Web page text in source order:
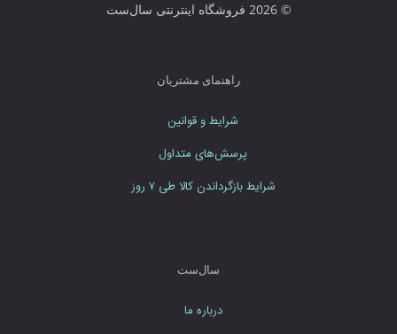
ر
م
ی
د
© 2026 فروشگاه اینترنتی سال‌ست
راهنمای مشتریان
شرایط و قوانین
پرسش‌های متداول
شرایط بازگرداندن کالا طی ۷ روز
سال‌ست
درباره ما